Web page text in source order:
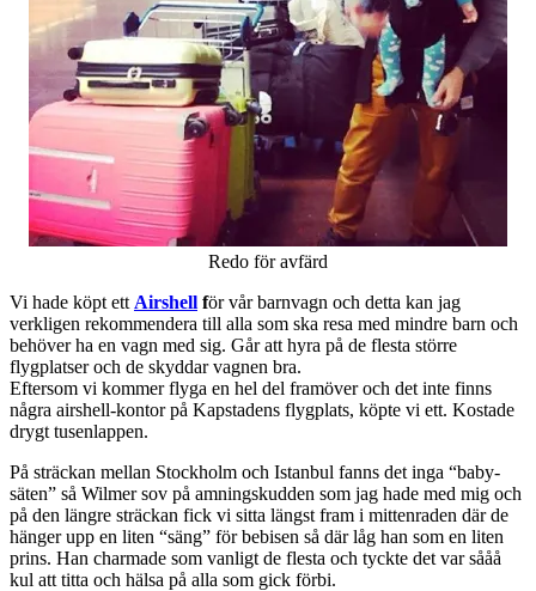
Redo för avfärd
Vi hade köpt ett Airshell för vår barnvagn och detta kan jag
verkligen rekommendera till alla som ska resa med mindre barn och
behöver ha en vagn med sig. Går att hyra på de flesta större
flygplatser och de skyddar vagnen bra.
Eftersom vi kommer flyga en hel del framöver och det inte finns
några airshell-kontor på Kapstadens flygplats, köpte vi ett. Kostade
drygt tusenlappen.
På sträckan mellan Stockholm och Istanbul fanns det inga “baby-
säten” så Wilmer sov på amningskudden som jag hade med mig och
på den längre sträckan fick vi sitta längst fram i mittenraden där de
hänger upp en liten “säng” för bebisen så där låg han som en liten
prins. Han charmade som vanligt de flesta och tyckte det var sååå
kul att titta och hälsa på alla som gick förbi.